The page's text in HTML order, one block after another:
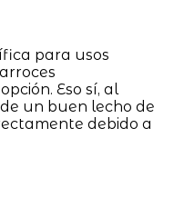
para usos
Eso sí, al
un buen lecho de
debido a